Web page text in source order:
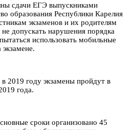
сдачи ЕГЭ выпускниками
образования Республики Карелия
экзаменов и их родителям
допускать нарушения порядка
использовать мобильные
2019 году экзамены пройдут в
года.
сроки организовано 45